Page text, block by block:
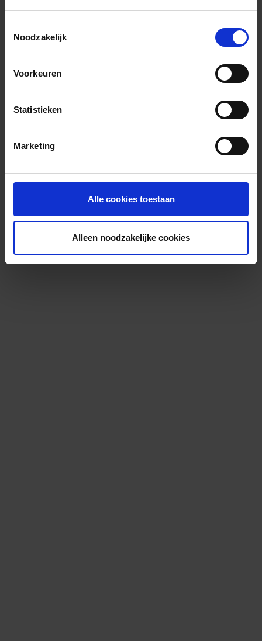
Noodzakelijk
Voorkeuren
Statistieken
Marketing
Alle cookies toestaan
Alleen noodzakelijke cookies